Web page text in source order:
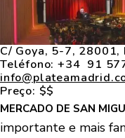
C/ Goya, 5-7, 28001,
Teléfono: +34 91
Preço: $$
MERCADO DE SAN
importante e mais